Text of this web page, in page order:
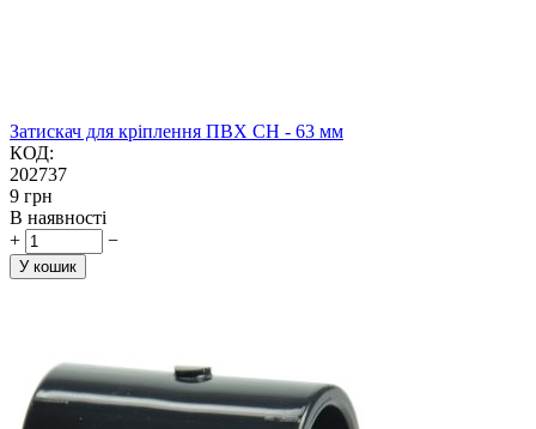
Затискач для кріплення ПВХ CH - 63 мм
КОД:
202737
‍9‍ грн
В наявності
+
−
У кошик